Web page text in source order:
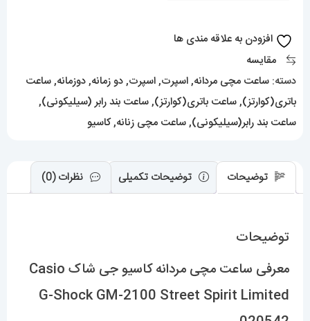
Casio
G-
2100
Street
Limited
020542
افزودن به علاقه مندی ها
مقایسه
دسته: ساعت مچی مردانه,اسپرت,اسپرت,دو زمانه,دوزمانه,ساعت
باتری(کوارتز),ساعت باتری(کوارتز),ساعت بند رابر (سیلیکونی),
ساعت بند رابر(سیلیکونی),ساعت مچی زنانه,کاسیو
توضیحات توضیحات تکمیلی نظرات (0)
توضیحات
معرفی ساعت مچی مردانه کاسیو جی شاک Casio
G-Shock GM-2100 Street Spirit Limited